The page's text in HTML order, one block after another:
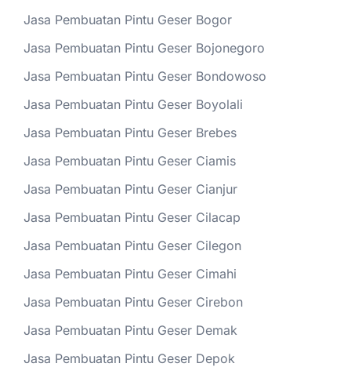
Jasa Pembuatan Pintu Geser Bogor
Jasa Pembuatan Pintu Geser Bojonegoro
Jasa Pembuatan Pintu Geser Bondowoso
Jasa Pembuatan Pintu Geser Boyolali
Jasa Pembuatan Pintu Geser Brebes
Jasa Pembuatan Pintu Geser Ciamis
Jasa Pembuatan Pintu Geser Cianjur
Jasa Pembuatan Pintu Geser Cilacap
Jasa Pembuatan Pintu Geser Cilegon
Jasa Pembuatan Pintu Geser Cimahi
Jasa Pembuatan Pintu Geser Cirebon
Jasa Pembuatan Pintu Geser Demak
Jasa Pembuatan Pintu Geser Depok